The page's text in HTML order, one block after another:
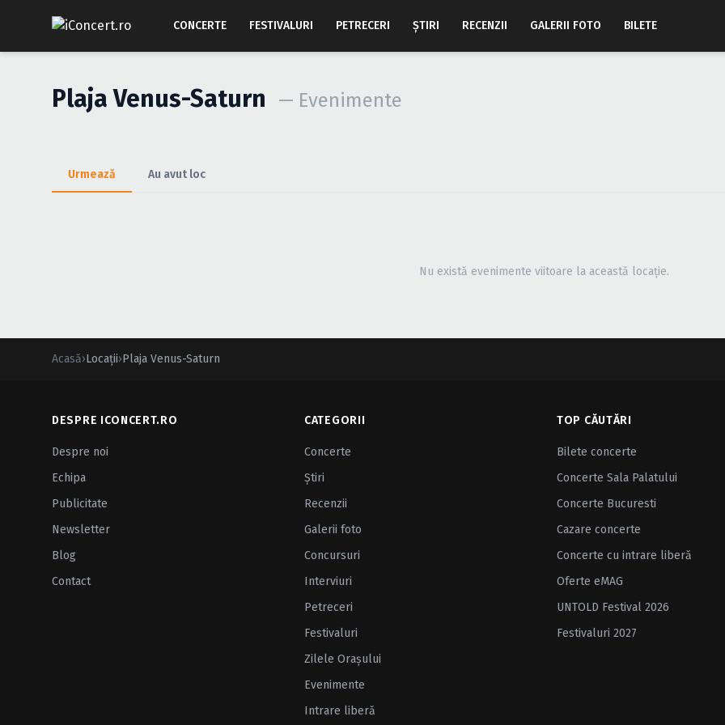
CONCERTE FESTIVALURI PETRECERI ŞTIRI RECENZII GALERII FOTO BILETE
Plaja Venus-Saturn — Evenimente
Urmează Au avut loc
Nu există evenimente viitoare la această locație.
Acasă›Locații›Plaja Venus-Saturn
DESPRE ICONCERT.RO
Despre noi
Echipa
Publicitate
Newsletter
Blog
Contact
CATEGORII
Concerte
Ştiri
Recenzii
Galerii foto
Concursuri
Interviuri
Petreceri
Festivaluri
Zilele Oraşului
Evenimente
Intrare liberă
TOP CĂUTĂRI
Bilete concerte
Concerte Sala Palatului
Concerte Bucuresti
Cazare concerte
Concerte cu intrare liberă
Oferte eMAG
UNTOLD Festival 2026
Festivaluri 2027